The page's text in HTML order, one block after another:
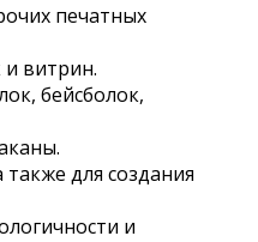
печатных
витрин.
бейсболок,
для создания
и